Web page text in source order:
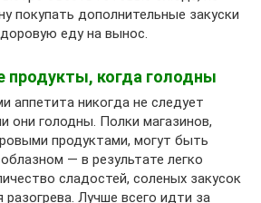
покупать дополнительные закуски
еду на вынос.
продукты, когда голодны
аппетита никогда не следует
они голодны. Полки магазинов,
продуктами, могут быть
— в результате легко
сладостей, соленых закусок
Лучше всего идти за